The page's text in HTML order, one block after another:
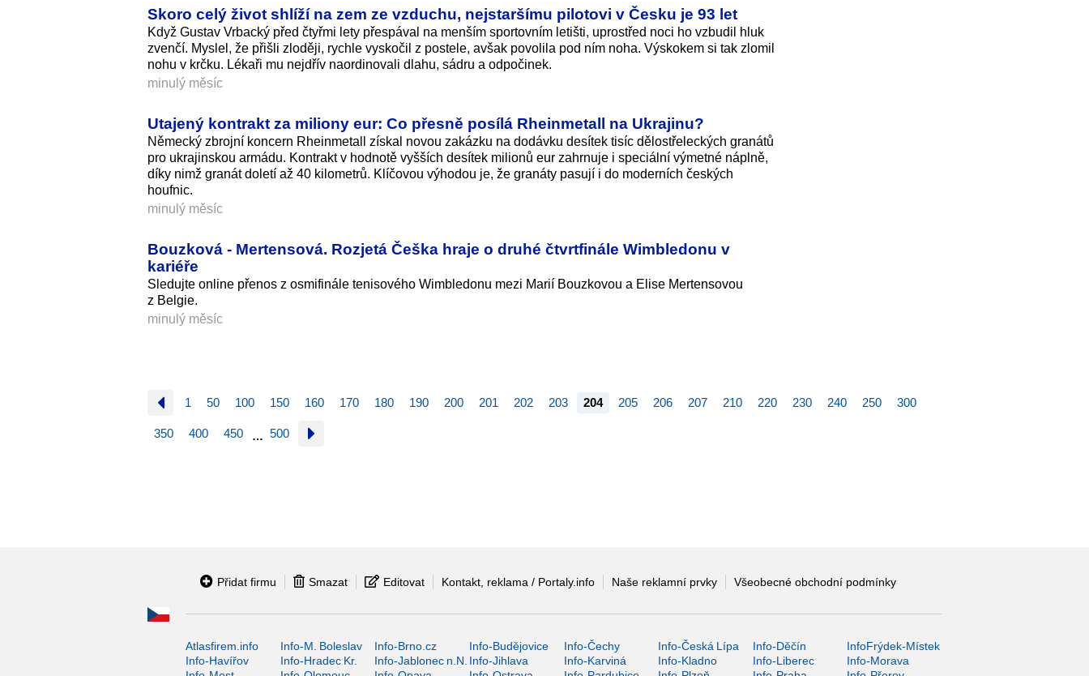
Skoro celý život shlíží na zem ze vzduchu, nejstaršímu pilotovi v Česku je 93 let
Když Gustav Vrbacký před čtyřmi lety přespával na menším sportovním letišti, uprostřed noci ho vzbudil hluk
zvenčí. Myslel, že přišli zloději, rychle vyskočil z postele, avšak povolila pod ním noha. Výskokem si tak zlomil
nohu v krčku. Lékaři mu nejdřív naordinovali dlahu, sádru a odpočinek.
minulý měsíc
Utajený kontrakt za miliony eur: Co přesně posílá Rheinmetall na Ukrajinu?
Německý zbrojní koncern Rheinmetall získal novou zakázku na dodávku desítek tisíc dělostřeleckých granátů
pro ukrajinskou armádu. Kontrakt v hodnotě vyšších desítek milionů eur zahrnuje i speciální výmetné náplně,
díky nimž granát doletí až 40 kilometrů. Klíčovou výhodou je, že granáty pasují i do moderních českých
houfnic.
minulý měsíc
Bouzková - Mertensová. Rozjetá Češka hraje o druhé čtvrtfinále Wimbledonu v
kariéře
Sledujte online přenos z osmifinále tenisového Wimbledonu mezi Marií Bouzkovou a Elise Mertensovou
z Belgie.
minulý měsíc
1 50 100 150 160 170 180 190 200 201 202 203 204 205 206 207 210 220 230 240 250 300
350 400 450 … 500
Přidat firmu Smazat Editovat Kontakt, reklama / Portaly.info Naše reklamní prvky Všeobecné obchodní podmínky
Atlasfirem.info Info-M. Boleslav Info-Brno.cz Info-Budějovice Info-Čechy Info-Česká Lípa Info-Děčín
InfoFrýdek-Místek
Info-Havířov
Info-Hradec Kr. Info-Jablonec n.N. Info-Jihlava Info-Karviná Info-Kladno Info-Liberec
Info-Morava